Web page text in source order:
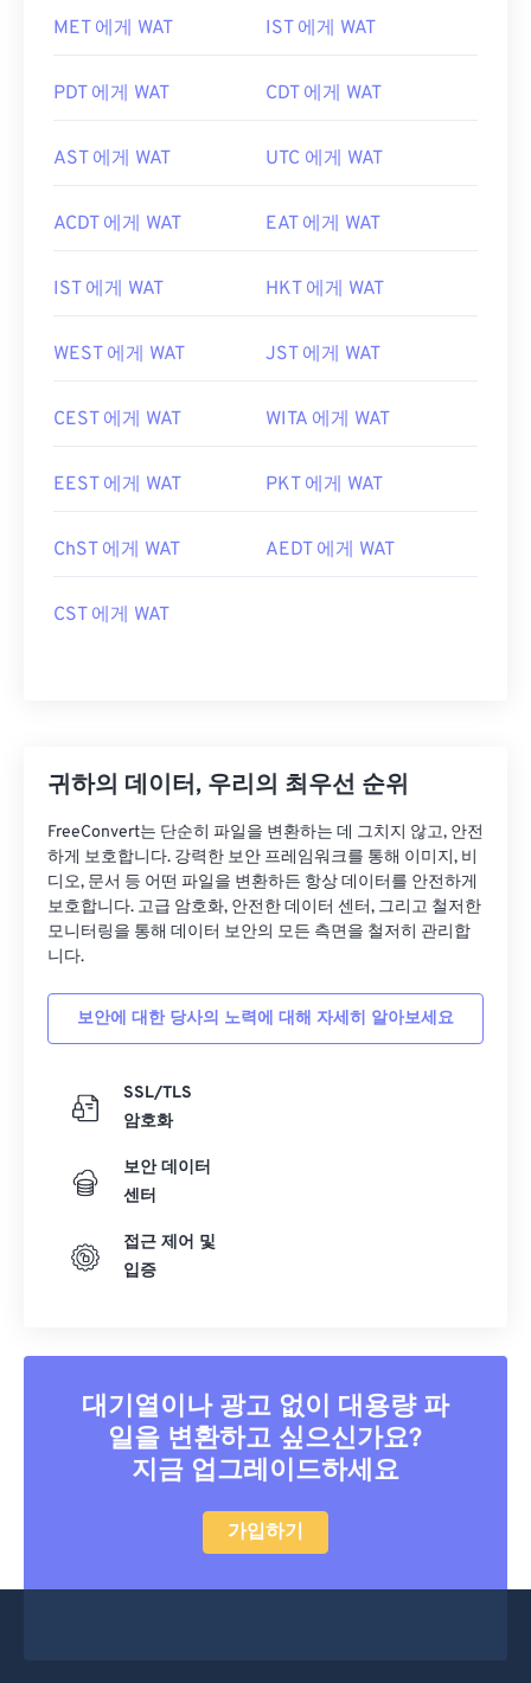
MET 에게 WAT IST 에게 WAT
PDT 에게 WAT CDT 에게 WAT
AST 에게 WAT UTC 에게 WAT
ACDT 에게 WAT EAT 에게 WAT
IST 에게 WAT HKT 에게 WAT
WEST 에게 WAT JST 에게 WAT
CEST 에게 WAT WITA 에게 WAT
EEST 에게 WAT PKT 에게 WAT
ChST 에게 WAT AEDT 에게 WAT
CST 에게 WAT
귀하의 데이터, 우리의 최우선 순위
FreeConvert는 단순히 파일을 변환하는 데 그치지 않고, 안전
하게 보호합니다. 강력한 보안 프레임워크를 통해 이미지, 비
디오, 문서 등 어떤 파일을 변환하든 항상 데이터를 안전하게
보호합니다. 고급 암호화, 안전한 데이터 센터, 그리고 철저한
모니터링을 통해 데이터 보안의 모든 측면을 철저히 관리합
니다.
보안에 대한 당사의 노력에 대해 자세히 알아보세요
SSL/TLS
암호화
보안 데이터
센터
접근 제어 및
입증
대기열이나 광고 없이 대용량 파
일을 변환하고 싶으신가요?
지금 업그레이드하세요
가입하기